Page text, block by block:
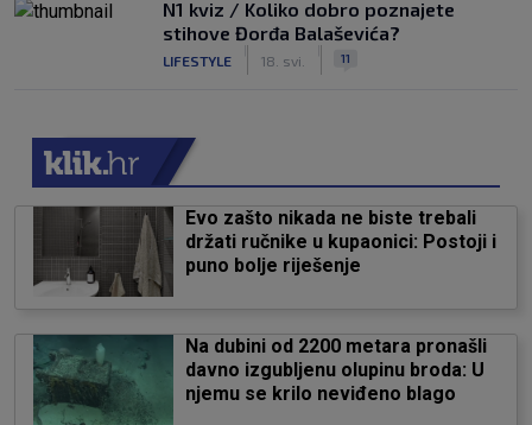
N1 kviz / Koliko dobro poznajete
stihove Đorđa Balaševića?
LIFESTYLE 18. svi. 11
Evo zašto nikada ne biste trebali
držati ručnike u kupaonici: Postoji i
puno bolje riješenje
Na dubini od 2200 metara pronašli
davno izgubljenu olupinu broda: U
njemu se krilo neviđeno blago